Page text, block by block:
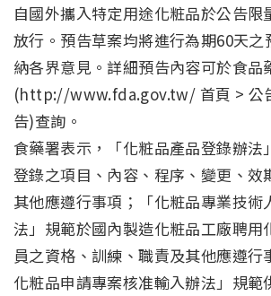
自國外攜入特定用途化粧品於公告限
放行。預告草案均將進行為期60天之
納各界意見。詳細預告內容可於食品
(http://www.fda.gov.tw/ 首頁 > 公
告)查詢。
食藥署表示，「化粧品產品登錄辦法
登錄之項目、內容、程序、變更、效
其他應遵行事項；「化粧品專業技術
法」規範於國內製造化粧品工廠聘用
員之資格、訓練、職責及其他應遵行
化粧品申請專案核准輸入辦法」規範